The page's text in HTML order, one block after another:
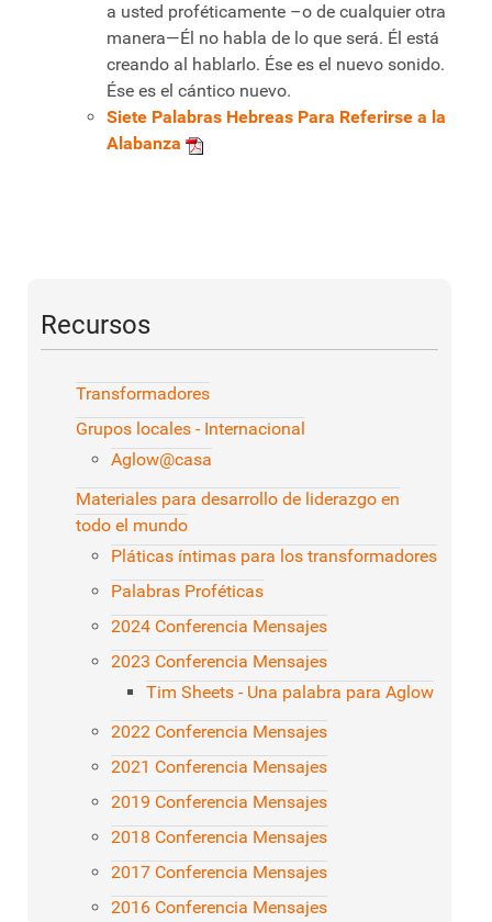
a usted proféticamente –o de cualquier otra
manera—Él no habla de lo que será. Él está
creando al hablarlo. Ése es el nuevo sonido.
Ése es el cántico nuevo.
Siete Palabras Hebreas Para Referirse a la
Alabanza
Recursos
Transformadores
Grupos locales - Internacional
Aglow@casa
Materiales para desarrollo de liderazgo en
todo el mundo
Pláticas íntimas para los transformadores
Palabras Proféticas
2024 Conferencia Mensajes
2023 Conferencia Mensajes
Tim Sheets - Una palabra para Aglow
2022 Conferencia Mensajes
2021 Conferencia Mensajes
2019 Conferencia Mensajes
2018 Conferencia Mensajes
2017 Conferencia Mensajes
2016 Conferencia Mensajes